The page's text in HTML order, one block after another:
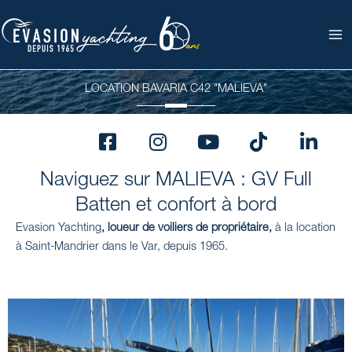
au
contenu
LOCATION BAVARIA C42 "MALIEVA"
F
a
c
e
b
o
o
s
q
u
I
n
s
t
a
g
r
Y
o
u
t
u
b
e
T
i
k
t
o
k
i
n
k
d
Naviguez sur MALIEVA : GV Full
Batten et confort à bord
Evasion Yachting, loueur de voiliers de propriétaire, à la location
à Saint-Mandrier dans le Var, depuis 1965.